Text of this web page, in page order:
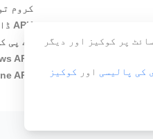
پر کوکیز اور دیگر
کی پالیسی اور کوکیز
کروم
APK ڈاؤن لوڈ
اے پی
APP
APP